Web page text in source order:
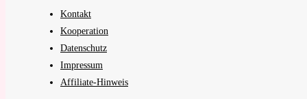
Kontakt
Kooperation
Datenschutz
Impressum
Affiliate-Hinweis